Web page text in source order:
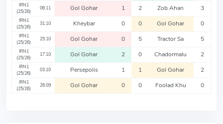
IRN1
(25/26)
06.11 Gol Gohar 1 2 Zob Ahan 3
IRN1
(25/26)
31.10 Kheybar 0 0 Gol Gohar 0
IRN1
(25/26)
25.10 Gol Gohar 0 5 Tractor Sa 5
IRN1
(25/26)
17.10 Gol Gohar 2 0 Chadormalu 2
IRN1
(25/26)
03.10 Persepolis 1 1 Gol Gohar 2
IRN1
(25/26)
26.09 Gol Gohar 0 0 Foolad Khu 0